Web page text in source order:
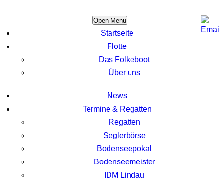
Open Menu
Startseite
Flotte
Das Folkeboot
Über uns
News
Termine & Regatten
Regatten
Seglerbörse
Bodenseepokal
Bodenseemeister
IDM Lindau